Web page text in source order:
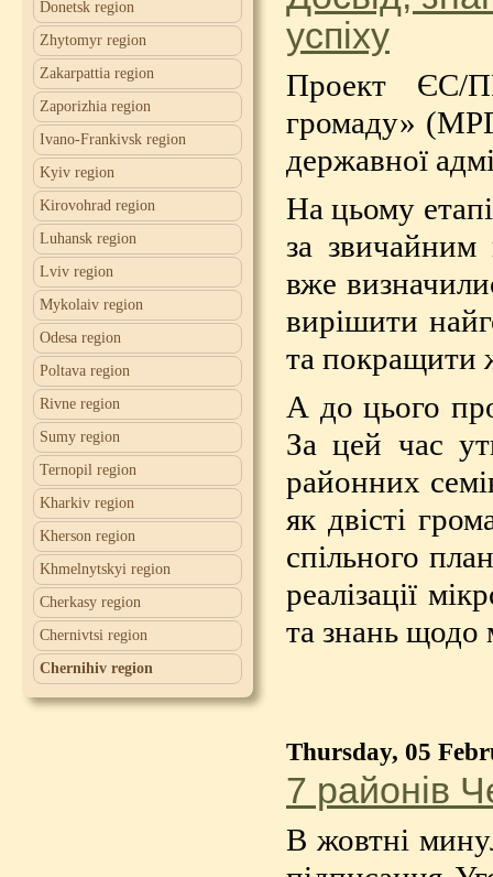
Donetsk region
Zhytomyr region
Zakarpattia region
Zaporizhia region
Ivano-Frankivsk region
Kyiv region
Kirovohrad region
Luhansk region
Lviv region
Mykolaiv region
Odesa region
Poltava region
Rivne region
Sumy region
Ternopil region
Kharkiv region
Kherson region
Khmelnytskyi region
Cherkasy region
Chernivtsi region
Chernihiv region
успіху
Проект ЄС/
громаду»
державної
На цьому
за звичайним
вже
вирішити
та покращити
А до цього
За цей час
районних
як двісті
спільного
реалізації
та знань щодо
Thursday, 05
7 районів
В жовтні